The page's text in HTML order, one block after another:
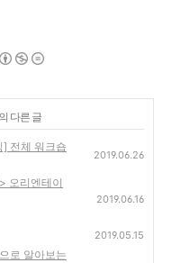
다른 글
전체 워크숍
2019.06.26
오리엔테이
2019.06.16
2019.05.15
로 알아보는